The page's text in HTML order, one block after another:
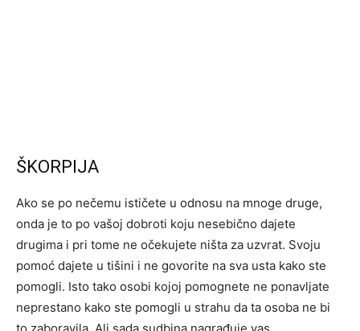
ŠKORPIJA
Ako se po nečemu ističete u odnosu na mnoge druge,
onda je to po vašoj dobroti koju nesebično dajete
drugima i pri tome ne očekujete ništa za uzvrat. Svoju
pomoć dajete u tišini i ne govorite na sva usta kako ste
pomogli. Isto tako osobi kojoj pomognete ne ponavljate
neprestano kako ste pomogli u strahu da ta osoba ne bi